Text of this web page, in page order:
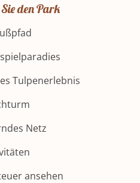
sich
an
rund um
Musik & Theater
pro Jahr)
den Park
Tulpenerlebnis
Netz
ansehen